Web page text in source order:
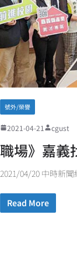
號外/榮譽
2021-04-21 cgust
職場》嘉義
2021/04/20 中時新聞
Read More